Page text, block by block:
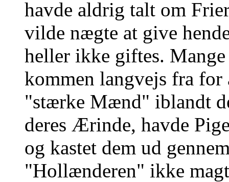
havde aldrig talt om
vilde nægte at give
heller ikke giftes.
kommen langvejs fra
"stærke Mænd" iblandt
deres Ærinde, havde
og kastet dem ud
"Hollænderen" ikke